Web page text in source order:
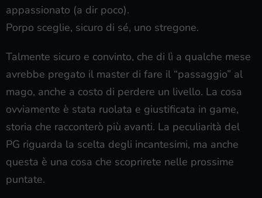
appassionato (a dir poco).
Porpo sceglie, sicuro di sé, uno stregone.
Talmente sicuro e convinto, che di lì a qualche mese
avrebbe pregato il master di fare il “passaggio” al
mago, anche a costo di perdere un livello. La cosa
ovviamente è stata ruolata e giustificata in game,
storia che racconterò più avanti. La peculiarità del
PG riguarda la scelta degli incantesimi, ma anche
questa è una cosa che scoprirete nelle prossime
puntate.